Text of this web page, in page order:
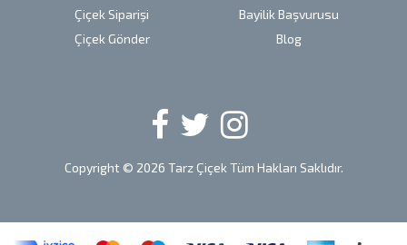
Çiçek Siparişi
Çiçek Gönder
Bayilik Başvurusu
Blog
Copyright © 2026 Tarz Çiçek Tüm Hakları Saklıdır.